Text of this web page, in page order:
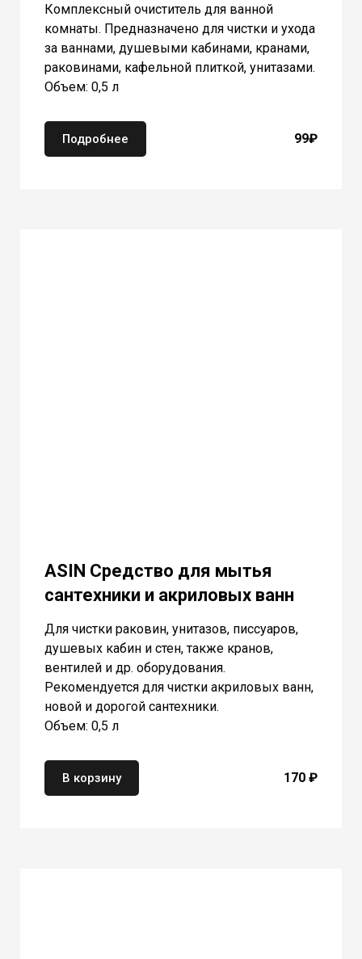
Комплексный очиститель для ванной
комнаты. Предназначено для чистки и ухода
за ваннами, душевыми кабинами, кранами,
раковинами, кафельной плиткой, унитазами.
Объем: 0,5 л
Подробнее 99₽
ASIN Средство для мытья
сантехники и акриловых ванн
Для чистки раковин, унитазов, писсуаров,
душевых кабин и стен, также кранов,
вентилей и др. оборудования.
Рекомендуется для чистки акриловых ванн,
новой и дорогой сантехники.
Объем: 0,5 л
В корзину 170 ₽